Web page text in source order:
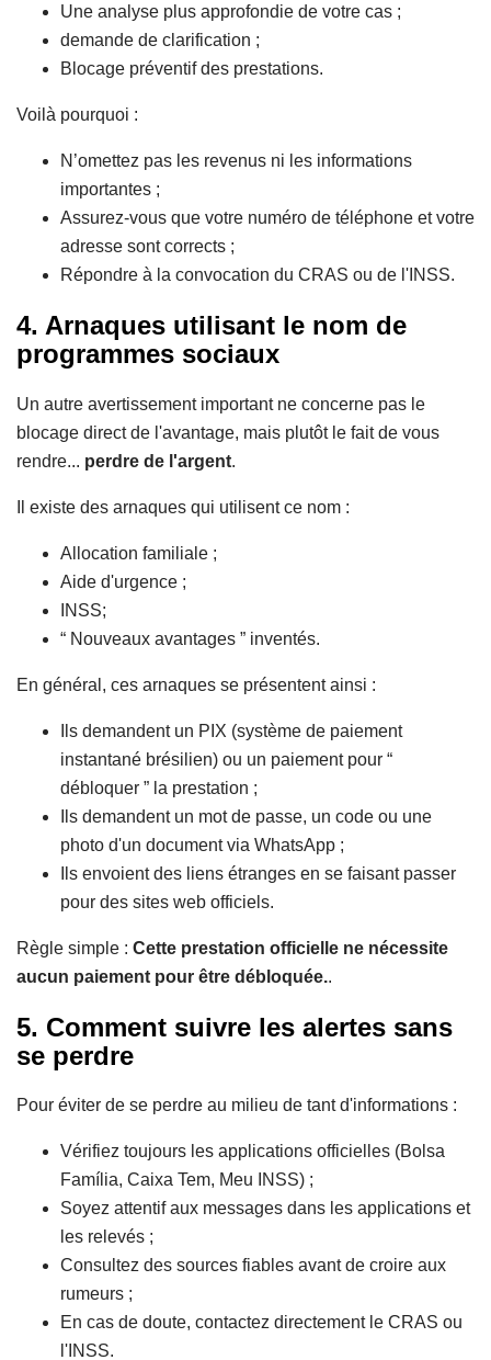
Une analyse plus approfondie de votre cas ;
demande de clarification ;
Blocage préventif des prestations.
Voilà pourquoi :
N’omettez pas les revenus ni les informations
importantes ;
Assurez-vous que votre numéro de téléphone et votre
adresse sont corrects ;
Répondre à la convocation du CRAS ou de l'INSS.
4. Arnaques utilisant le nom de
programmes sociaux
Un autre avertissement important ne concerne pas le
blocage direct de l'avantage, mais plutôt le fait de vous
rendre... perdre de l'argent.
Il existe des arnaques qui utilisent ce nom :
Allocation familiale ;
Aide d'urgence ;
INSS;
“ Nouveaux avantages ” inventés.
En général, ces arnaques se présentent ainsi :
Ils demandent un PIX (système de paiement
instantané brésilien) ou un paiement pour “
débloquer ” la prestation ;
Ils demandent un mot de passe, un code ou une
photo d'un document via WhatsApp ;
Ils envoient des liens étranges en se faisant passer
pour des sites web officiels.
Règle simple : Cette prestation officielle ne nécessite
aucun paiement pour être débloquée..
5. Comment suivre les alertes sans
se perdre
Pour éviter de se perdre au milieu de tant d'informations :
Vérifiez toujours les applications officielles (Bolsa
Família, Caixa Tem, Meu INSS) ;
Soyez attentif aux messages dans les applications et
les relevés ;
Consultez des sources fiables avant de croire aux
rumeurs ;
En cas de doute, contactez directement le CRAS ou
l'INSS.